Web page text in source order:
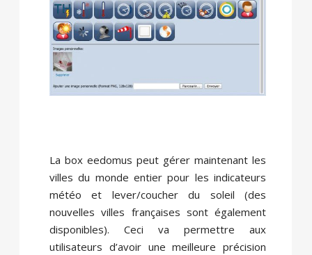
La box eedomus peut gérer maintenant les
villes du monde entier pour les indicateurs
météo et lever/coucher du soleil (des
nouvelles villes françaises sont également
disponibles). Ceci va permettre aux
utilisateurs d’avoir une meilleure précision